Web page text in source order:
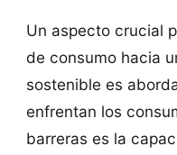
Un aspecto crucial
de consumo hacia
sostenible es
enfrentan los
barreras es la